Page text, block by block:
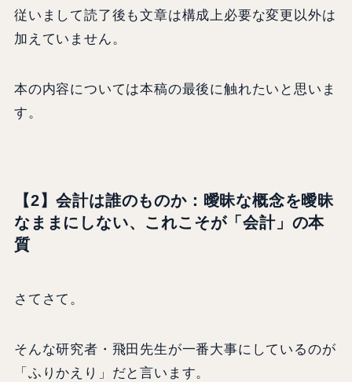
従いまして読了後も文章は構成上必要な変更以外は
加えていません。
本の内容については本稿の最後に触れたいと思いま
す。
【2】会計は誰のものか：曖昧な概念を曖昧
なままにしない、これこそが「会計」の本
質
さてさて。
そんな研究者・飛田先生が一番大事にしているのが
「ふりかえり」だと言います。